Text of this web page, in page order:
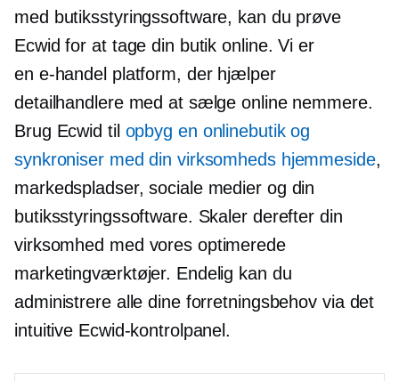
med butiksstyringssoftware, kan du prøve
Ecwid for at tage din butik online. Vi er
en e-handel platform, der hjælper
detailhandlere med at sælge online nemmere.
Brug Ecwid til opbyg en onlinebutik og
synkroniser med din virksomheds hjemmeside,
markedspladser, sociale medier og din
butiksstyringssoftware. Skaler derefter din
virksomhed med vores optimerede
marketingværktøjer. Endelig kan du
administrere alle dine forretningsbehov via det
intuitive Ecwid-kontrolpanel.